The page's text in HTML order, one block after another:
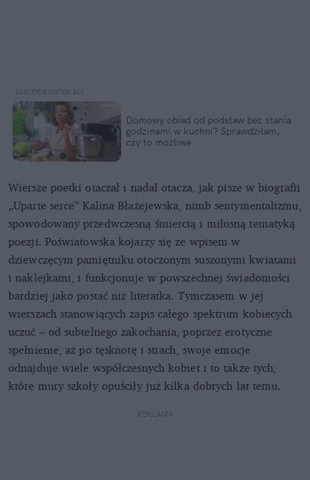
Domowy obiad od podstaw bez stania
godzinami w kuchni? Sprawdziłam,
czy to możliwe
Wiersze poetki otaczał i nadal otacza, jak pisze w biografii
„Uparte serce” Kalina Błażejewska, nimb sentymentalizmu,
spowodowany przedwczesną śmiercią i miłosną tematyką
poezji. Poświatowska kojarzy się ze wpisem w
dziewczęcym pamiętniku otoczonym suszonymi kwiatami
i naklejkami, i funkcjonuje w powszechnej świadomości
bardziej jako postać niż literatka. Tymczasem w jej
wierszach stanowiących zapis całego spektrum kobiecych
uczuć – od subtelnego zakochania, poprzez erotyczne
spełnienie, aż po tęsknotę i strach, swoje emocje
odnajduje wiele współczesnych kobiet i to także tych,
które mury szkoły opuściły już kilka dobrych lat temu.
REKLAMA